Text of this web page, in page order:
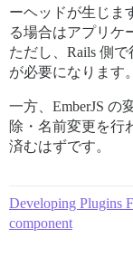
ーヘッドが生じま
る場合はアプリケ
ただし、Rails 側
が必要になります。
一方、EmberJS の
除・名前変更を行
済むはずです。
Developing Plugins
component